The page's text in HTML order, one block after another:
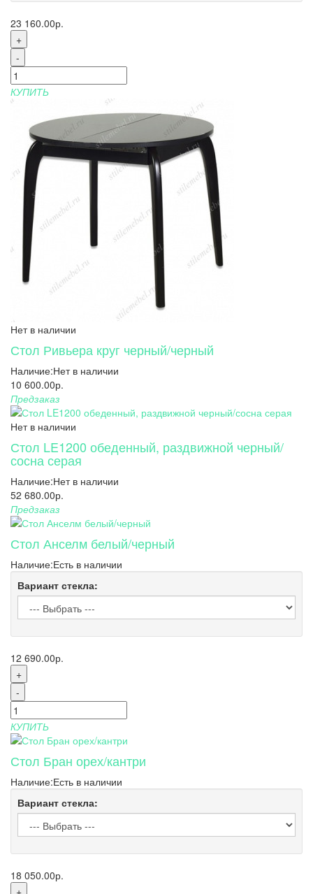
23 160.00р.
+
-
КУПИТЬ
Нет в наличии
Стол Ривьера круг черный/черный
Наличие:Нет в наличии
10 600.00р.
Предзаказ
Нет в наличии
Стол LE1200 обеденный, раздвижной черный/
сосна серая
Наличие:Нет в наличии
52 680.00р.
Предзаказ
Стол Анселм белый/черный
Наличие:Есть в наличии
Вариант стекла:
12 690.00р.
+
-
КУПИТЬ
Стол Бран орех/кантри
Наличие:Есть в наличии
Вариант стекла:
18 050.00р.
+